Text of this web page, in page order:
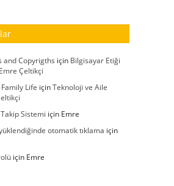
and Copyrigths için Bilgisayar Etiği
Çeltikçi
Life içinTeknoloji ve Aile
Sistemi için Emre
otomatik tıklama için
için Emre